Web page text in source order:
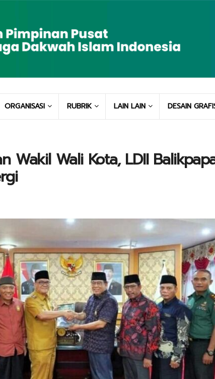
ORGANISASI RUBRIK LAIN LAIN DESAIN
Wakil Wali Kota, LDII